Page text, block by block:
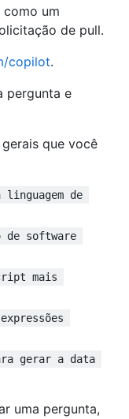
um
de pull.
copilot.
pergunta e
que você
linguagem de
de software
mais
gerar a data
uma pergunta,